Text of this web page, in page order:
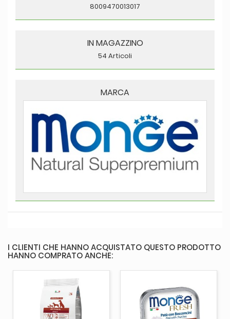
8009470013017
IN MAGAZZINO
54 Articoli
MARCA
I CLIENTI CHE HANNO ACQUISTATO QUESTO PRODOTTO
HANNO COMPRATO ANCHE: